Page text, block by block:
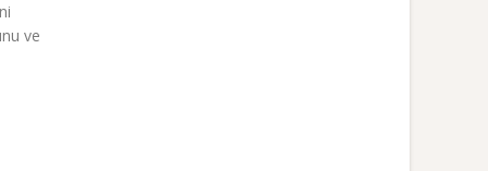
ve